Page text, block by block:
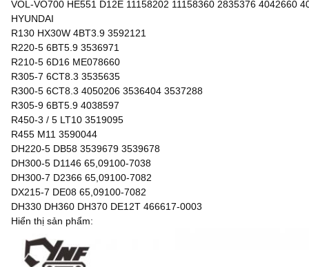
VOL-VO700 HE551 D12E 11158202 11158360 2835376 4042660
HYUNDAI
R130 HX30W 4BT3.9 3592121
R220-5 6BT5.9 3536971
R210-5 6D16 ME078660
R305-7 6CT8.3 3535635
R300-5 6CT8.3 4050206 3536404 3537288
R305-9 6BT5.9 4038597
R450-3 / 5 LT10 3519095
R455 M11 3590044
DH220-5 DB58 3539679 3539678
DH300-5 D1146 65,09100-7038
DH300-7 D2366 65,09100-7082
DX215-7 DE08 65,09100-7082
DH330 DH360 DH370 DE12T 466617-0003
Hiển thị sản phẩm: